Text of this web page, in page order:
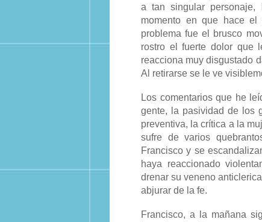
a tan singular
momento en que hace
problema fue el brusco
rostro el fuerte dolor que
reacciona muy disgustado
Al retirarse se le ve
Los comentarios que he
gente, la pasividad de los
preventiva, la crítica a la
sufre de varios
Francisco y se
haya reaccionado
drenar su veneno
abjurar de la fe.
Francisco, a la mañana